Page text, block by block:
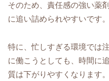
そのため、責任感の強い薬
に追い詰められやすいです。
特に、忙しすぎる環境では
に働こうとしても、時間に
質は下がりやすくなります。